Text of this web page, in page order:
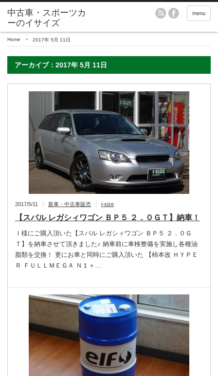
menu
Home 2017年 5月 11日
アーカイブ：2017年 5月 11日
2017/5/11 新車・中古車販売 i-size
【スバル レガシィワゴン ＢＰ５ ２．０ＧＴ】納車！
Ｉ様にご購入頂いた【スバル レガシィワゴン ＢＰ５ ２．０Ｇ
Ｔ】を納車させて頂きました♪ 納車前に車検整備を実施し各種油
脂類を交換！ 更にお車と同時にご購入頂いた 【柿本改 ＨＹＰＥ
Ｒ ＦＵＬＬＭＥＧＡ Ｎ１＋…